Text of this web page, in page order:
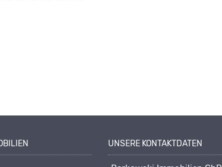
UNSERE KONTAKTDATEN